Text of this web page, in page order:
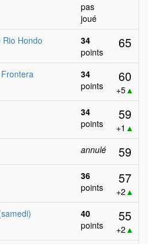
pas
joué
Hondo
34
points
65
34
points
60
+5▲
34
points
59
+1 ▲
annulé 59
36
points
57
+2 ▲
40
points
55
+2 ▲